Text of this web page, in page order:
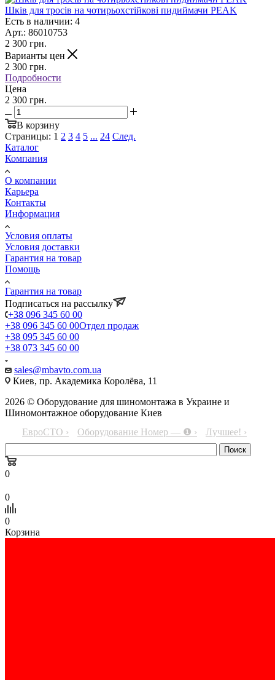
Шків для тросів на чотирьохстійкові пидиймачи PEAK
Есть в наличии: 4
Арт.: 86010753
2 300 грн.
Варианты цен
2 300 грн.
Подробности
Цена
2 300 грн.
В корзину
Страницы: 1 2 3 4 5 ... 24 След.
Каталог
Компания
О компании
Карьера
Контакты
Информация
Условия оплаты
Условия доставки
Гарантия на товар
Помощь
Гарантия на товар
Подписаться на рассылку
+38 096 345 60 00
+38 096 345 60 00Отдел продаж
+38 095 345 60 00
+38 073 345 60 00
sales@mbavto.com.ua
Киев, пр. Академика Королёва, 11
2026 © Оборудование для шиномонтажа в Украине и
Шиномонтажное оборудование Киев
ЕвроСТО ›
Оборудование Номер — ❶ › Лучшее! ›
0
0
0
Корзина